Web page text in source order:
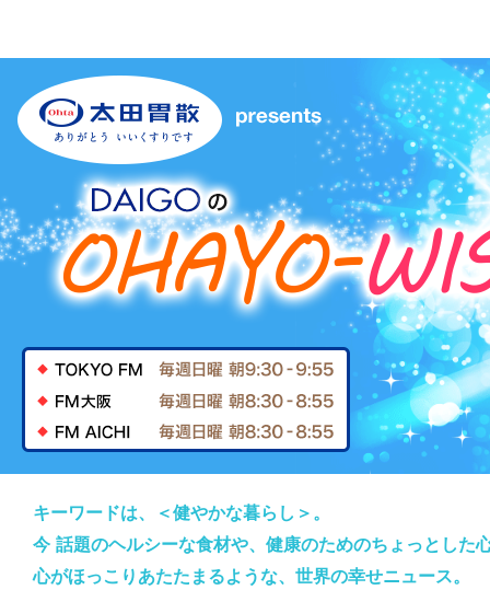
キーワードは、＜健やかな暮らし＞。
今 話題のヘルシーな食材や、健康のためのちょっとし
心がほっこりあたたまるような、世界の幸せニュース。